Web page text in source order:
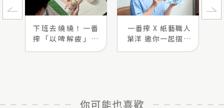
下班去繞繞！一番
搾「以啤解疲」攻
略大公開
一番搾 X 紙藝職人
葉洋 邀你一起摺出
一番驚喜
你可能也喜歡